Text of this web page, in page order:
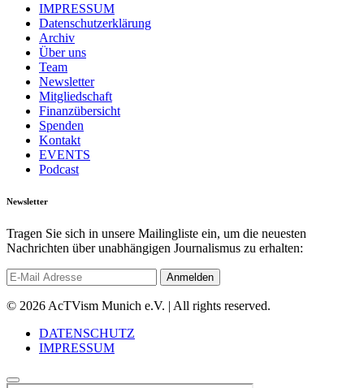
IMPRESSUM
Datenschutzerklärung
Archiv
Über uns
Team
Newsletter
Mitgliedschaft
Finanzübersicht
Spenden
Kontakt
EVENTS
Podcast
Newsletter
Tragen Sie sich in unsere Mailingliste ein, um die neuesten
Nachrichten über unabhängigen Journalismus zu erhalten:
© 2026 AcTVism Munich e.V. | All rights reserved.
DATENSCHUTZ
IMPRESSUM